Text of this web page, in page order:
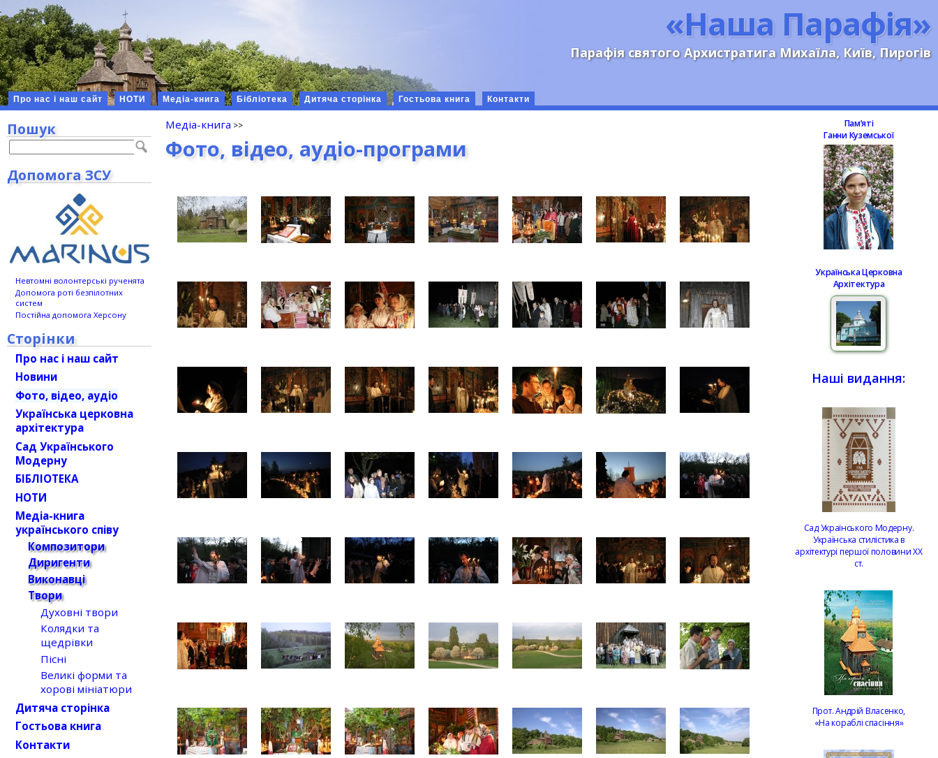
«Наша Парафія»
Парафія святого Архистратига Михаїла, Київ, Пирогів
Про нас і наш сайт НОТИ Медіа-книга Бібліотека Дитяча сторінка Гостьова книга Контакти
Медіа-книга
Фото, відео, аудіо-програми
Пошук
Допомога ЗСУ
Невтомні волонтерські рученята
Допомога роті безпілотних
систем
Постійна допомога Херсону
Сторінки
Про нас і наш сайт
Новини
Фото, відео, аудіо
Українська церковна
архітектура
Сад Українського
Модерну
БІБЛІОТЕКА
НОТИ
Медіа-книга
українського співу
Композитори
Диригенти
Виконавці
Твори
Духовні твори
Колядки та
щедрівки
Пісні
Великі форми та
хорові мініатюри
Дитяча сторінка
Гостьова книга
Контакти
Памʼяті
Ганни Куземської
Українська Церковна
Архітектура
Наші видання:
Сад Українського Модерну.
Українська стилістика в
архітектурі першої половини ХХ
ст.
Прот. Андрій Власенко,
«На кораблі спасіння»